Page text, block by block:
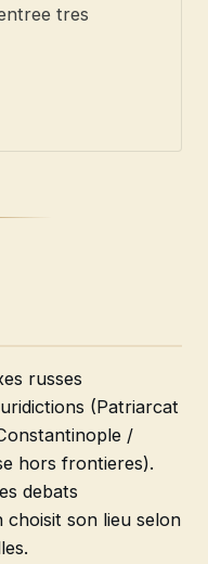
tres
russes
(Patriarcat
/
hors frontieres).
debats
son lieu selon